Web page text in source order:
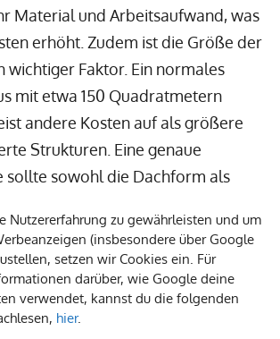
Nutzererfahrung zu gewährleisten und um
(insbesondere über Google
setzen wir Cookies ein. Für
darüber, wie Google deine
verwendet, kannst du die folgenden
hier.
Material und Arbeitsaufwand, was
erhöht. Zudem ist die Größe der
wichtiger Faktor. Ein normales
mit etwa 150 Quadratmetern
andere Kosten auf als größere
Strukturen. Eine genaue
sollte sowohl die Dachform als